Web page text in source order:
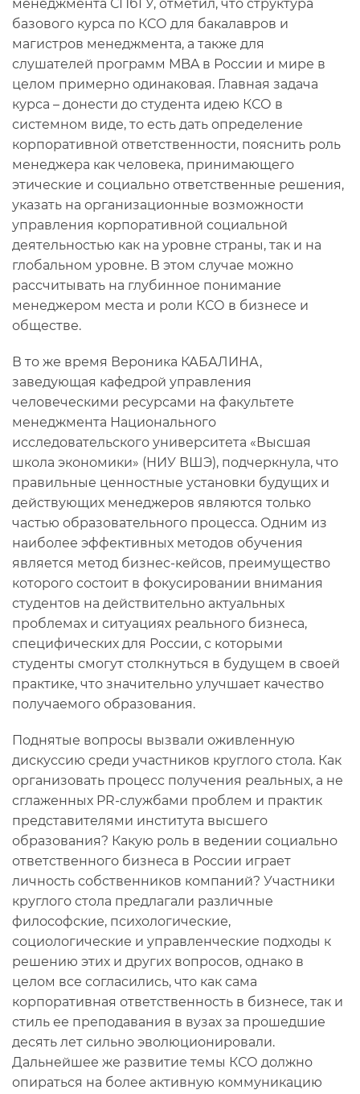
менеджмента СПбГУ, отметил, что структура
базового курса по КСО для бакалавров и
магистров менеджмента, а также для
слушателей программ MBA в России и мире в
целом примерно одинаковая. Главная задача
курса – донести до студента идею КСО в
системном виде, то есть дать определение
корпоративной ответственности, пояснить роль
менеджера как человека, принимающего
этические и социально ответственные решения,
указать на организационные возможности
управления корпоративной социальной
деятельностью как на уровне страны, так и на
глобальном уровне. В этом случае можно
рассчитывать на глубинное понимание
менеджером места и роли КСО в бизнесе и
обществе.
В то же время Вероника КАБАЛИНА,
заведующая кафедрой управления
человеческими ресурсами на факультете
менеджмента Национального
исследовательского университета «Высшая
школа экономики» (НИУ ВШЭ), подчеркнула, что
правильные ценностные установки будущих и
действующих менеджеров являются только
частью образовательного процесса. Одним из
наиболее эффективных методов обучения
является метод бизнес-кейсов, преимущество
которого состоит в фокусировании внимания
студентов на действительно актуальных
проблемах и ситуациях реального бизнеса,
специфических для России, с которыми
студенты смогут столкнуться в будущем в своей
практике, что значительно улучшает качество
получаемого образования.
Поднятые вопросы вызвали оживленную
дискуссию среди участников круглого стола. Как
организовать процесс получения реальных, а не
сглаженных PR-службами проблем и практик
представителями института высшего
образования? Какую роль в ведении социально
ответственного бизнеса в России играет
личность собственников компаний? Участники
круглого стола предлагали различные
философские, психологические,
социологические и управленческие подходы к
решению этих и других вопросов, однако в
целом все согласились, что как сама
корпоративная ответственность в бизнесе, так и
стиль ее преподавания в вузах за прошедшие
десять лет сильно эволюционировали.
Дальнейшее же развитие темы КСО должно
опираться на более активную коммуникацию